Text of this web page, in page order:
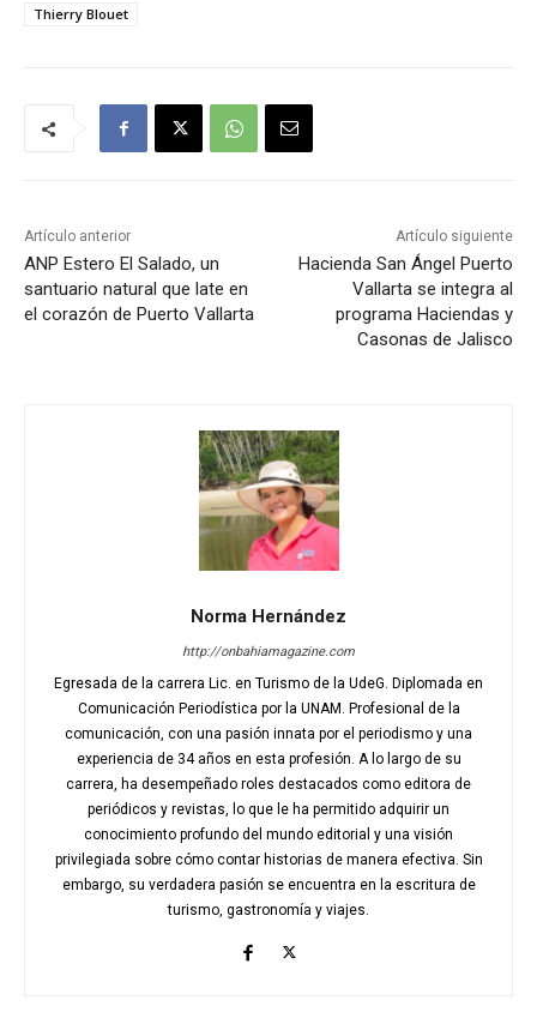
Thierry Blouet
Artículo anterior
ANP Estero El Salado, un
santuario natural que late en
el corazón de Puerto Vallarta
Artículo siguiente
Hacienda San Ángel Puerto
Vallarta se integra al
programa Haciendas y
Casonas de Jalisco
Norma Hernández
http://onbahiamagazine.com
Egresada de la carrera Lic. en Turismo de la UdeG. Diplomada en
Comunicación Periodística por la UNAM. Profesional de la
comunicación, con una pasión innata por el periodismo y una
experiencia de 34 años en esta profesión. A lo largo de su
carrera, ha desempeñado roles destacados como editora de
periódicos y revistas, lo que le ha permitido adquirir un
conocimiento profundo del mundo editorial y una visión
privilegiada sobre cómo contar historias de manera efectiva. Sin
embargo, su verdadera pasión se encuentra en la escritura de
turismo, gastronomía y viajes.